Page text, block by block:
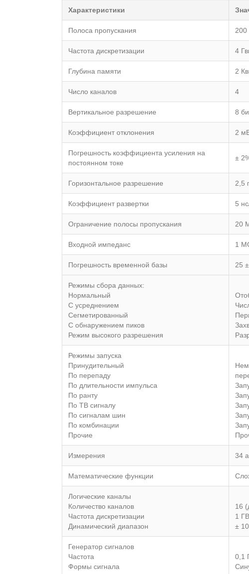
Характеристики
Полоса пропускания
Частота дискретизации 4
Глубина памяти 2
Число каналов 4
Вертикальное разрешение 8
Коэффициент отклонения 2
Погрешность коэффициента усиления на
постоянном токе
±
Горизонтальное разрешение 2,5
Коэффициент развертки 5
Ограничение полосы пропускания 20
Входной импеданс 1
Погрешность временной базы 25
Режимы сбора данных:
Нормальный
С усреднением
Сегметированный
С обнаружением пиков
Режим высокого разрешения
Режимы запуска
Принудительный
По перепаду
По длительности импульса
По ранту
По ТВ сигналу
По сигналам шин
По комбинации
Прочие
Измерения 34
Математические функции
Логические каналы
Количество каналов
Частота дискретизации
Динамический диапазон
16
1
±
Генератор сигналов
Частота
Формы сигнала
0,1